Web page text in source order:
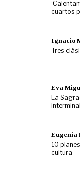
cuartos
Ignacio
Tres
Eva
La
Eugenia
10
cultura